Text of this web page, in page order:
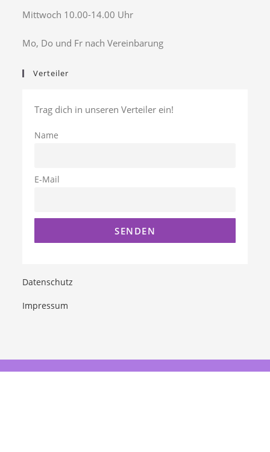
Mittwoch 10.00-14.00 Uhr
Mo, Do und Fr nach Vereinbarung
Verteiler
Trag dich in unseren Verteiler ein!
Name
E-Mail
Datenschutz
Impressum